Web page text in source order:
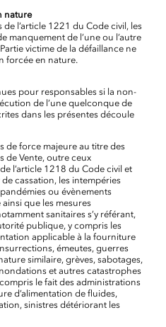
nature
l’article 1221 du Code civil, les
manquement de l’une ou l’autre
victime de la défaillance ne
forcée en nature.
pour responsables si la non-
de l’une quelconque de
dans les présentes découle
de force majeure au titre des
de Vente, outre ceux
l’article 1218 du Code civil et
cassation, les intempéries
ou évènements
que les mesures
sanitaires s’y référant,
publique, y compris les
applicable à la fourniture
émeutes, guerres
similaire, grèves, sabotages,
et autres catastrophes
le fait des administrations
d’alimentation de fluides,
sinistres détériorant les